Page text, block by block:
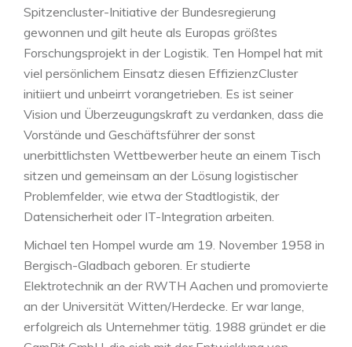
Spitzencluster-Initiative der Bundesregierung
gewonnen und gilt heute als Europas größtes
Forschungsprojekt in der Logistik. Ten Hompel hat mit
viel persönlichem Einsatz diesen EffizienzCluster
initiiert und unbeirrt vorangetrieben. Es ist seiner
Vision und Überzeugungskraft zu verdanken, dass die
Vorstände und Geschäftsführer der sonst
unerbittlichsten Wettbewerber heute an einem Tisch
sitzen und gemeinsam an der Lösung logistischer
Problemfelder, wie etwa der Stadtlogistik, der
Datensicherheit oder IT-Integration arbeiten.
Michael ten Hompel wurde am 19. November 1958 in
Bergisch-Gladbach geboren. Er studierte
Elektrotechnik an der RWTH Aachen und promovierte
an der Universität Witten/Herdecke. Er war lange,
erfolgreich als Unternehmer tätig. 1988 gründet er die